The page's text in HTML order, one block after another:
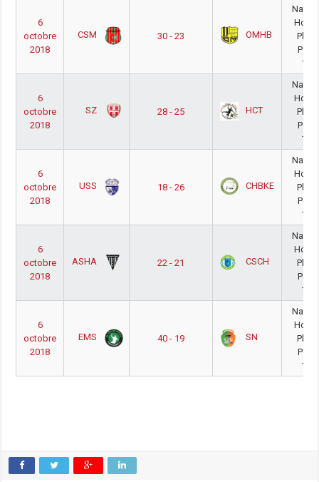
6
octobre
2018
CSM 30 - 23 OMHB
18/
6
octobre
2018
SZ 28 - 25 HCT
18/
6
octobre
2018
USS 18 - 26 CHBKE
18/
6
octobre
2018
ASHA 22 - 21 CSCH
18/
6
octobre
2018
EMS 40 - 19 SN
18/